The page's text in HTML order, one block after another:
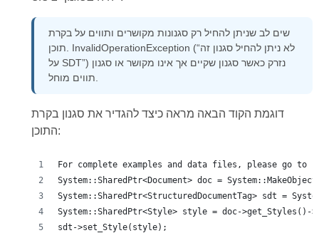
שים לב שניתן להחיל רק סגנונות מקושרים ותווים על בקרת
תוכן. InvalidOperationException (“לא ניתן להחיל סגנון זה
על SDT”) נזרק כאשר סגנון שקיים אך אינו מקושר או סגנון
דוגמת הקוד הבאה מראה כיצד להגדיר את סגנון בקרת
התוכן:
For complete examples and data files, please go to
System::SharedPtr<Document> doc =
System::SharedPtr<StructuredDocumentTag> sdt =
System::SharedPtr<Style> style = doc-
sdt->set_Style(style);